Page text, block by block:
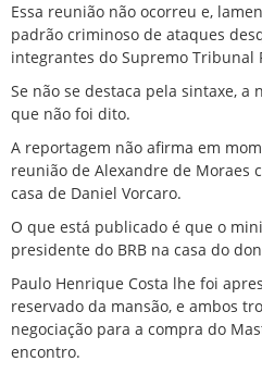
Essa reunião não ocorreu e,
padrão criminoso de ataques
integrantes do Supremo Tribunal
Se não se destaca pela sintaxe,
que não foi dito.
A reportagem não afirma em
reunião de Alexandre de Moraes
casa de Daniel Vorcaro.
O que está publicado é que o
presidente do BRB na casa do
Paulo Henrique Costa lhe foi
reservado da mansão, e ambos
negociação para a compra do
encontro.